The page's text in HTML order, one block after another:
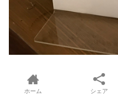
お腹がすいていたのでい
カヌレとコーヒーガト
ホーム シェア